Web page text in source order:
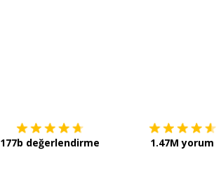
177b değerlendirme 1.47M yorum